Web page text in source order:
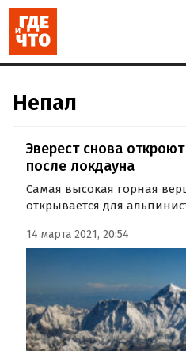
Непал
Эверест снова
после локдауна
Самая высокая горная
открывается для
коронавируса. И уже в
14 марта 2021, 20:54